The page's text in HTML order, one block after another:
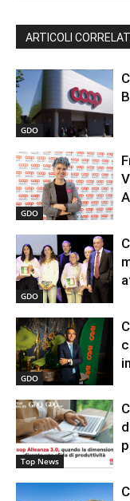
ARTICOLI CORRELATI
GDO
GDO
GDO
GDO
Top News